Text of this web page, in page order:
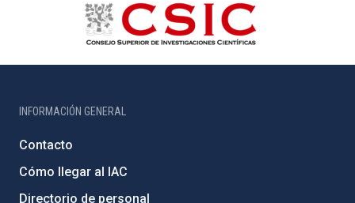
INFORMACIÓN GENERAL
Contacto
Cómo llegar al IAC
Directorio de personal